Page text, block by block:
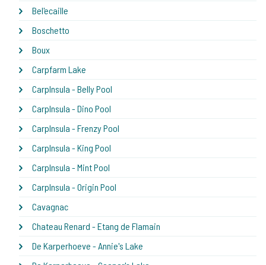
Bel'ecaille
Boschetto
Boux
Carpfarm Lake
CarpInsula - Belly Pool
CarpInsula - Dino Pool
CarpInsula - Frenzy Pool
CarpInsula - King Pool
CarpInsula - Mint Pool
CarpInsula - Origin Pool
Cavagnac
Chateau Renard - Etang de Flamain
De Karperhoeve - Annie's Lake